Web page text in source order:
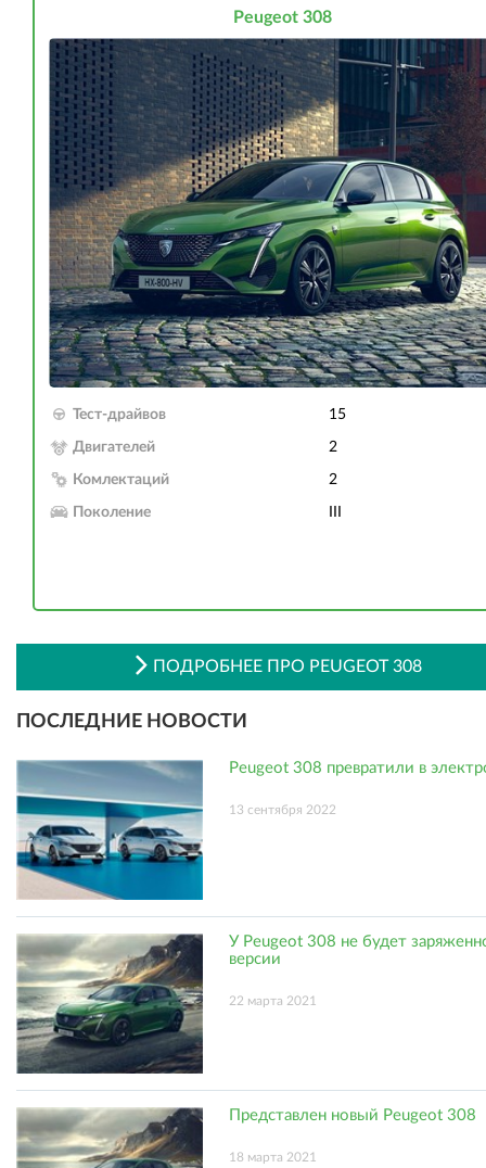
Peugeot 308
Тест-драйвов 15
Двигателей 2
Комлектаций 2
Поколение
ПОДРОБНЕЕ ПРО PEUGEOT 308
ПОСЛЕДНИЕ НОВОСТИ
Peugeot 308 превратили в
13 сентября 2022
У Peugeot 308 не будет
версии
22 марта 2021
Представлен новый Peugeot 308
18 марта 2021